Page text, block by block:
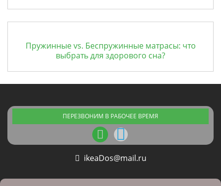
Пружинные vs. Беспружинные матрасы: что
выбрать для здорового сна?
ПЕРЕЗВОНИМ В РАБОЧЕЕ ВРЕМЯ
ikeaDos@mail.ru